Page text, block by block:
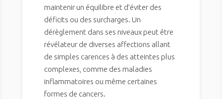
maintenir un équilibre et d’éviter des
déficits ou des surcharges. Un
dérèglement dans ses niveaux peut être
révélateur de diverses affections allant
de simples carences à des atteintes plus
complexes, comme des maladies
inflammatoires ou même certaines
formes de cancers.